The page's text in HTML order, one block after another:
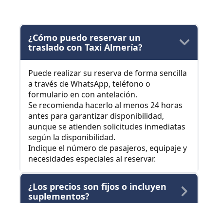
¿Cómo puedo reservar un
traslado con Taxi Almería?
Puede realizar su reserva de forma sencilla
a través de WhatsApp, teléfono o
formulario en con antelación.
Se recomienda hacerlo al menos 24 horas
antes para garantizar disponibilidad,
aunque se atienden solicitudes inmediatas
según la disponibilidad.
Indique el número de pasajeros, equipaje y
necesidades especiales al reservar.
¿Los precios son fijos o incluyen
suplementos?